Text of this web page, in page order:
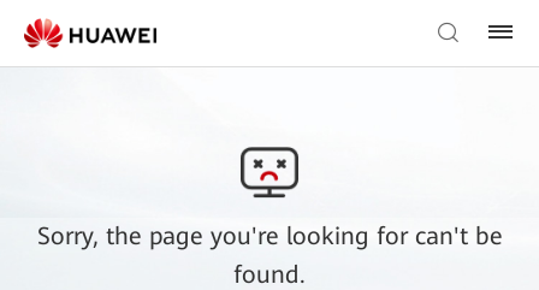
Sorry, the page you're looking for can't be
found.